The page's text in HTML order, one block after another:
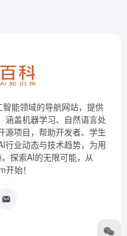
能领域的导航网站，提供
涵盖机器学习、自然语言处
源项目，帮助开发者、学生
行业动态与技术趋势，为用
探索AI的无限可能，从
始！